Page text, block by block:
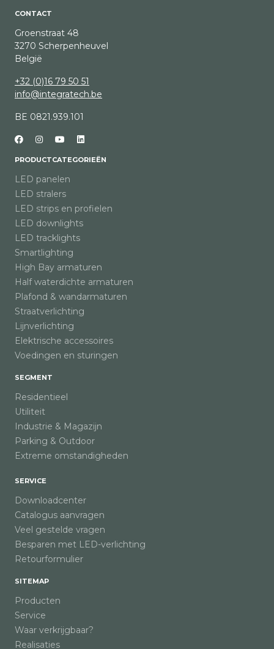
CONTACT
Groenstraat 48
3270 Scherpenheuvel
België
+32 (0)16 79 50 51
info@integratech.be
BE 0821.939.101
PRODUCTCATEGORIEËN
LED panelen
LED stralers
LED strips en profielen
LED downlights
LED tracklights
Smartlighting
High Bay armaturen
Half waterdichte armaturen
Plafond & wandarmaturen
Straatverlichting
Lijnverlichting
Elektrische accessoires
Voedingen en sturingen
SEGMENT
Residentieel
Utiliteit
Industrie & Magazijn
Parking & Outdoor
Extreme omstandigheden
SERVICE
Downloadcenter
Catalogus aanvragen
Veel gestelde vragen
Besparen met LED-verlichting
Retourformulier
SITEMAP
Producten
Service
Waar verkrijgbaar?
Realisaties